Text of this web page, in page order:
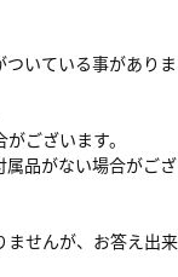
ついている事がありま
ございます。
属品がない場合がござ
ませんが、お答え出来